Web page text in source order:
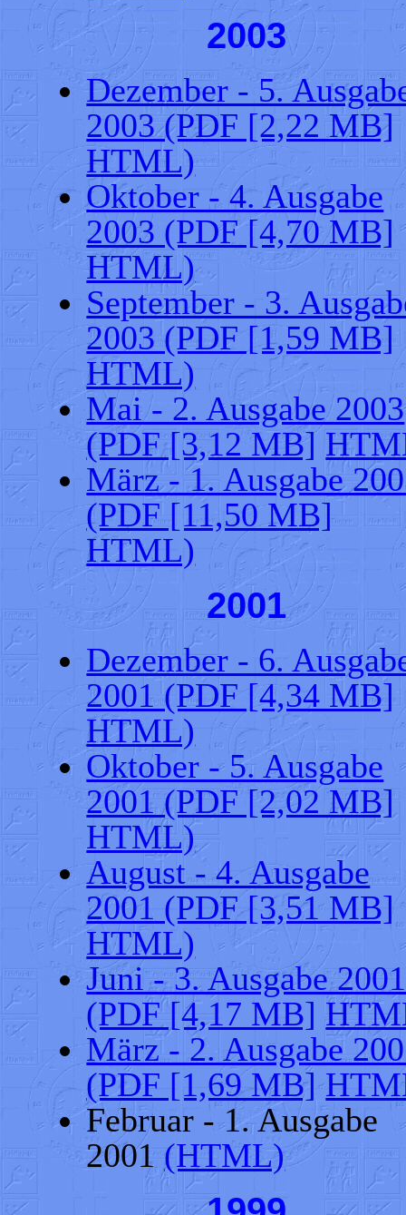
2003
Dezember - 5.
2003 (PDF [2,22 MB]
HTML)
Oktober - 4. Ausgabe
2003 (PDF [4,70 MB]
HTML)
September - 3.
2003 (PDF [1,59 MB]
HTML)
Mai - 2. Ausgabe 2003
(PDF [3,12 MB]
März - 1. Ausgabe
(PDF [11,50 MB]
HTML)
2001
Dezember - 6.
2001 (PDF [4,34 MB]
HTML)
Oktober - 5. Ausgabe
2001 (PDF [2,02 MB]
HTML)
August - 4. Ausgabe
2001 (PDF [3,51 MB]
HTML)
Juni - 3. Ausgabe 2001
(PDF [4,17 MB]
März - 2. Ausgabe
(PDF [1,69 MB]
Februar - 1. Ausgabe
2001 (HTML)